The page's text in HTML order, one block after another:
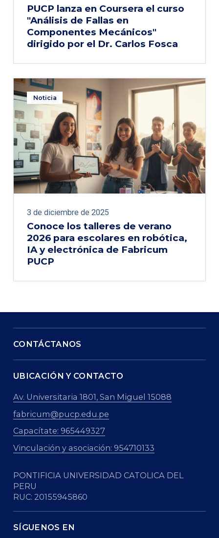
PUCP lanza en Coursera el curso
"Análisis de Fallas en
Componentes Mecánicos"
dirigido por el Dr. Carlos Fosca
Noticia
3 de diciembre de 2025
Conoce los talleres de verano
2026 para escolares en robótica,
IA y electrónica de Fabricum
PUCP
CONTÁCTANOS
UBICACIÓN Y CONTACTO
Av. Universitaria 1801, San Miguel 15088
fabricum@pucp.edu.pe
Capacítate: 965449327
Vinculación y asociación: 954710133
PONTIFICIA UNIVERSIDAD CATOLICA DEL
PERU
RUC: 20155945860
SÍGUENOS EN